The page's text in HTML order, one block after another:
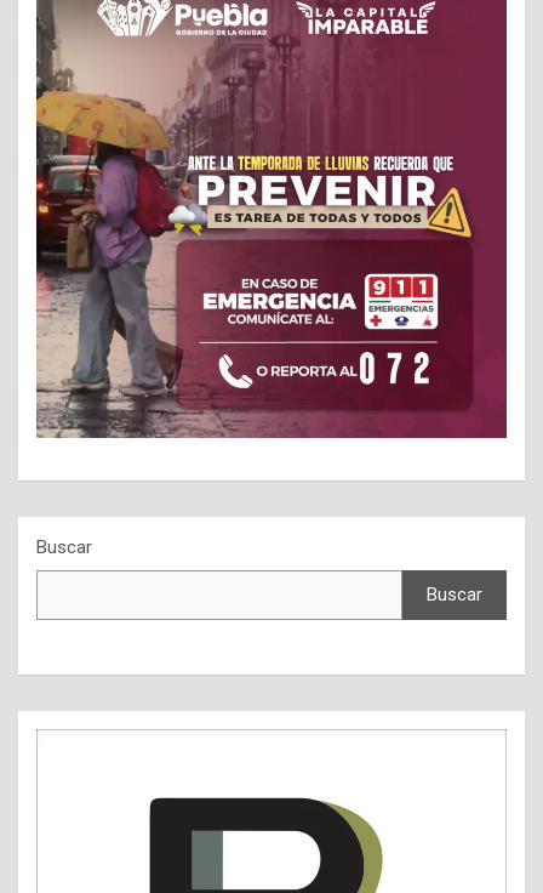
Buscar
Buscar